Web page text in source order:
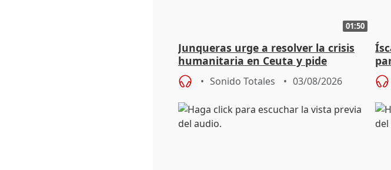
01:50
Junqueras urge a resolver la crisis
humanitaria en Ceuta y pide
responsabilidad a la UE
Sonido Totales 03/08/2026